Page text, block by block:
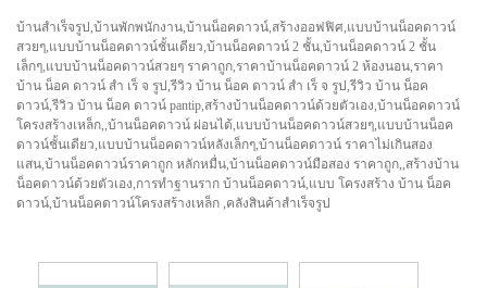
บ้านสำเร็จรูป,บ้านพักพนักงาน,บ้านน็อคดาวน์,สร้างออฟฟิศ,แบบบ้านน็อคดาวน์
สวยๆ,แบบบ้านน็อคดาวน์ชั้นเดียว,บ้านน็อคดาวน์ 2 ชั้น,บ้านน็อคดาวน์ 2 ชั้น
เล็กๆ,แบบบ้านน็อคดาวน์สวยๆ ราคาถูก,ราคาบ้านน็อคดาวน์ 2 ห้องนอน,ราคา
บ้าน น็อค ดาวน์ สํา เร็ จ รูป,รีวิว บ้าน น็อค ดาวน์ สํา เร็ จ รูป,รีวิว บ้าน น็อค
ดาวน์,รีวิว บ้าน น็อค ดาวน์ pantip,สร้างบ้านน็อคดาวน์ด้วยตัวเอง,บ้านน็อคดาวน์
โครงสร้างเหล็ก,,บ้านน็อคดาวน์ ผ่อนได้,แบบบ้านน็อคดาวน์สวยๆ,แบบบ้านน็อค
ดาวน์ชั้นเดียว,แบบบ้านน็อคดาวน์หลังเล็กๆ,บ้านน็อคดาวน์ ราคาไม่เกินสอง
แสน,บ้านน็อคดาวน์ราคาถูก หลักหมื่น,บ้านน็อคดาวน์มือสอง ราคาถูก,,สร้างบ้าน
น็อคดาวน์ด้วยตัวเอง,การทำฐานราก บ้านน็อคดาวน์,แบบ โครงสร้าง บ้าน น็อค
ดาวน์,บ้านน็อคดาวน์โครงสร้างเหล็ก ,คลังสินค้าสำเร็จรูป